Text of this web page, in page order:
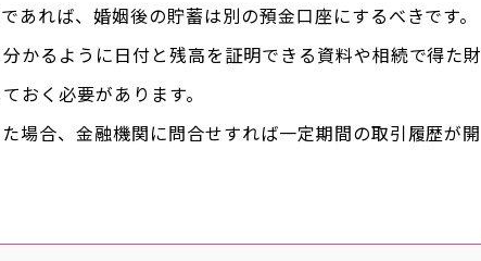
あれば、婚姻後の貯蓄は別の預金口座にするべきです。
かるように日付と残高を証明できる資料や相続で得た財
おく必要があります。
場合、金融機関に問合せすれば一定期間の取引履歴が開